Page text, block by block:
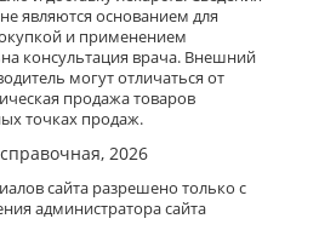
являются основанием для
и применением
консультация врача. Внешний
могут отличаться от
продажа товаров
точках продаж.
2026
сайта разрешено только с
администратора сайта